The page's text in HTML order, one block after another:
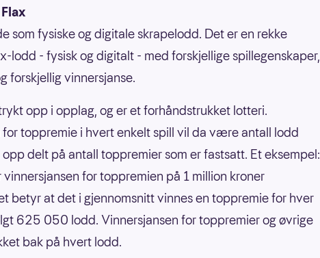
som fysiske og digitale skrapelodd. Det er en rekke
lodd - fysisk og digitalt - med forskjellige spillegenskaper,
forskjellig vinnersjanse.
opp i opplag, og er et forhåndstrukket lotteri.
for toppremie i hvert enkelt spill vil da være antall lodd
delt på antall toppremier som er fastsatt. Et eksempel:
vinnersjansen for toppremien på 1 million kroner
betyr at det i gjennomsnitt vinnes en toppremie for hver
625 050 lodd. Vinnersjansen for toppremier og øvrige
bak på hvert lodd.